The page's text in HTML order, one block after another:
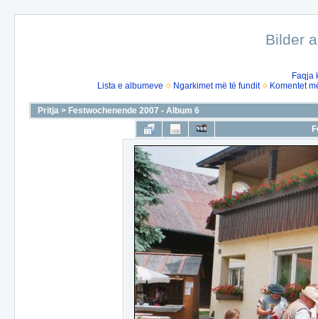
Bilder
Faqja
Lista e albumeve
Ngarkimet më të fundit Komentet
Pritja > Festwochenende 2007 - Album 6